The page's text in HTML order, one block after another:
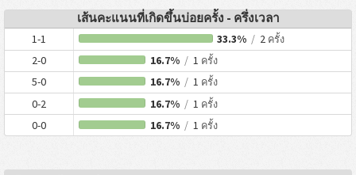
เส้นคะแนนที่เกิดขึ้นบ่อยครั้ง - ครึ่งเวลา
1-1 33.3% / 2 ครั้ง
2-0 16.7% /1 ครั้ง
5-0 16.7% /1 ครั้ง
0-2 16.7% /1 ครั้ง
0-0 16.7% /1 ครั้ง